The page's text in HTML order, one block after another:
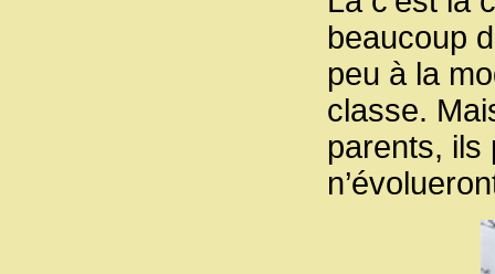
beaucoup
peu à la
classe.
parents, ils